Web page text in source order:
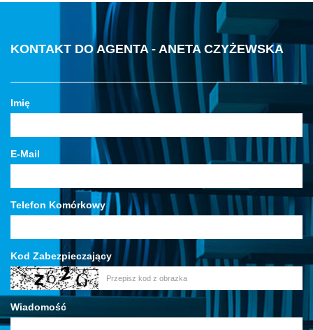
KONTAKT DO AGENTA - ANETA CZYŻEWSKA
Imię
E-Mail
Telefon Komórkowy
Kod Zabezpieczający
Wiadomość